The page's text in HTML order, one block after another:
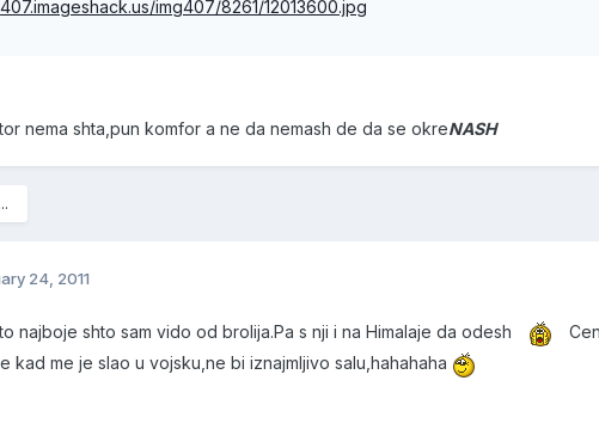
img407/8261/12013600.jpg
nema shta,pun komfor a ne da nemash de da se okreNASH
24, 2011
najboje shto sam vido od brolija.Pa s nji i na Himalaje da odesh
kad me je slao u vojsku,ne bi iznajmljivo salu,hahahaha